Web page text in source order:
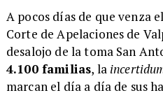
A pocos días de que venza
Corte de Apelaciones de
desalojo de la toma San
4.100 familias, la
marcan el día a día de sus